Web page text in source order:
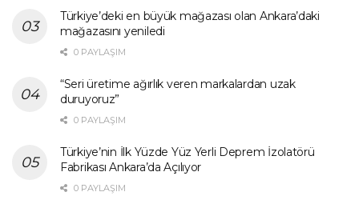
Türkiye’deki en büyük mağazası olan Ankara’daki
mağazasını yeniledi
0 PAYLAŞIM
“Seri üretime ağırlık veren markalardan uzak
duruyoruz”
0 PAYLAŞIM
Türkiye’nin İlk Yüzde Yüz Yerli Deprem İzolatörü
Fabrikası Ankara’da Açılıyor
0 PAYLAŞIM